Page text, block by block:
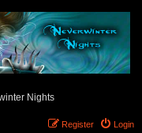
Nights
Login
Register